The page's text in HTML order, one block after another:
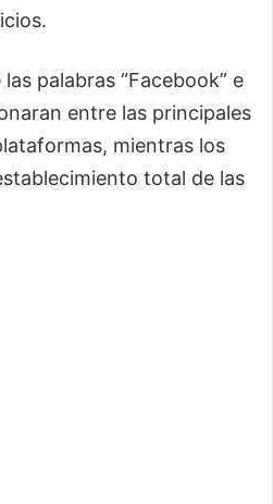
palabras “Facebook” e
entre las principales
mientras los
total de las